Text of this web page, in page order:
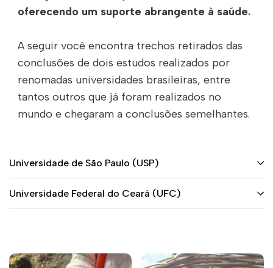
oferecendo um suporte abrangente à saúde.
A seguir você encontra trechos retirados das
conclusões de dois estudos realizados por
renomadas universidades brasileiras, entre
tantos outros que já foram realizados no
mundo e chegaram a conclusões semelhantes.
Universidade de São Paulo (USP)
Universidade Federal do Ceará (UFC)